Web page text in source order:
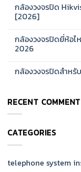
แนะนำ
ซี
รีส์
และ
ออฟฟิศ
[2026]
on
การ
ออกแบบ
CCTV
สำหรับ
โรงงาน
[2026]
กล้องวงจรปิด
[2026]
on
กล้อง
วงจรปิด
ไหม?
งาน
[2026]
กล้องวงจรปิดยี่ห้อไ
2026
on
ดี?
แบรนด์
ทน
และ
ถือ
ปี
2026
กล้องวงจรปิดสำหรั
กล้อง
วงจรปิด
สำหรับ
เท่าไร?
Set
โจทย์
RECENT
CATEGORIES
telephone system